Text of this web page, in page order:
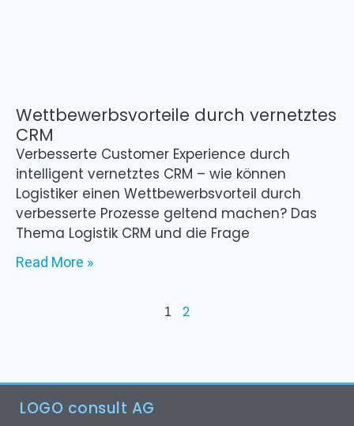
Wettbewerbsvorteile durch vernetztes
CRM
Verbesserte Customer Experience durch
intelligent vernetztes CRM – wie können
Logistiker einen Wettbewerbsvorteil durch
verbesserte Prozesse geltend machen? Das
Thema Logistik CRM und die Frage
Read More »
1 2
LOGO consult AG